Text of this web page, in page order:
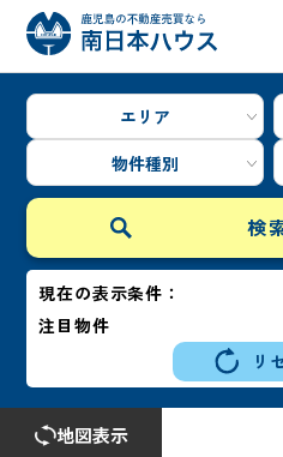
エリア
物件種別
現在の表示条件：
注目物件
リ
地図表示